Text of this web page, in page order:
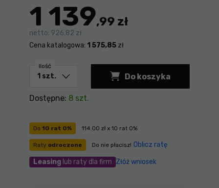
1 139,99 zł
netto: 926,82 zł
Cena katalogowa: 1 575,85 zł
Do 10 rat 0% 114.00 zł x 10 rat 0%
Raty odroczone Do nie płacisz! Oblicz ratę
Leasing lub raty dla firm Złóż wniosek
Ilość
Do koszyka
Szlifierka
Dostępne: 8 szt.